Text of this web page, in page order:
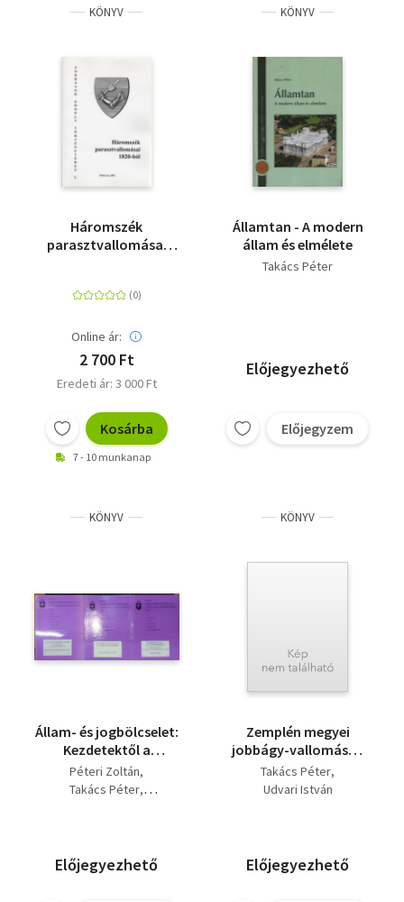
KÖNYV
Háromszék
parasztvallomásai
Online ár:
2 700 Ft
Eredeti ár: 3 000 Ft
Kosárba
7 - 10 munkanap
KÖNYV
Államtan - A modern
állam és elmélete
Takács Péter
Előjegyezhető
Előjegyzem
KÖNYV
Állam- és jogbölcselet:
Kezdetektől a
felvilágosodásig +
Előadások a XIX. és XX.
Természetjog -
Államtudomány:
Péteri Zoltán
Takács Péter
Előjegyezhető
KÖNYV
Zemplén megyei
jobbágy-vallomások
az úrbérrendezés
korából 3.
Takács Péter
Udvari István
Előjegyezhető